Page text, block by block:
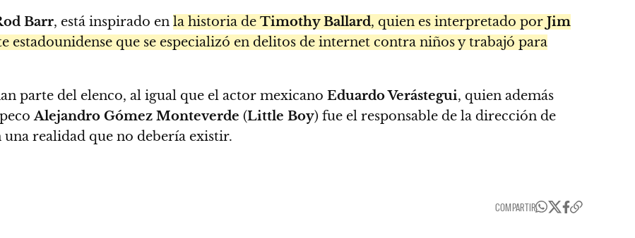
Barr, está inspirado en la historia de Timothy Ballard, quien es interpretado por Jim
estadounidense que se especializó en delitos de internet contra niños y trabajó para
parte del elenco, al igual que el actor mexicano Eduardo Verástegui, quien además
Alejandro Gómez Monteverde (Little Boy) fue el responsable de la dirección de
realidad que no debería existir.
COMPARTIR